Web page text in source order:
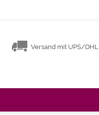
Versand mit UPS/DHL